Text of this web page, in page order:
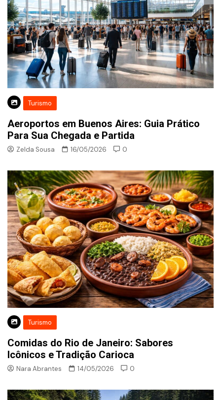
Turismo
Aeroportos em Buenos Aires: Guia Prático
Para Sua Chegada e Partida
Zelda Sousa 16/05/2026 0
Turismo
Comidas do Rio de Janeiro: Sabores
Icônicos e Tradição Carioca
Nara Abrantes 14/05/2026 0